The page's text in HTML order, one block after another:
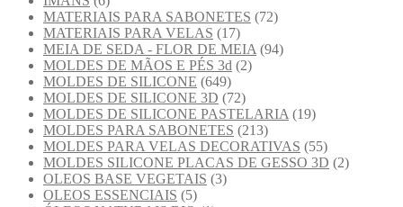
MATERIAIS PARA SABONETES (72)
MATERIAIS PARA VELAS (17)
MEIA DE SEDA - FLOR DE MEIA (94)
MOLDES DE MÃOS E PÉS 3d (2)
MOLDES DE SILICONE (649)
MOLDES DE SILICONE 3D (72)
MOLDES DE SILICONE PASTELARIA (19)
MOLDES PARA SABONETES (213)
MOLDES PARA VELAS DECORATIVAS (55)
MOLDES SILICONE PLACAS DE GESSO 3D (2)
OLEOS BASE VEGETAIS (3)
OLEOS ESSENCIAIS (5)